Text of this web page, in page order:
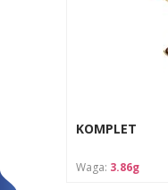
KOMPLET
Waga: 3.86g